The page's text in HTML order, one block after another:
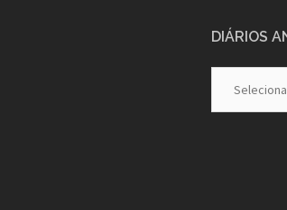
DIÁRIOS
Anteriores